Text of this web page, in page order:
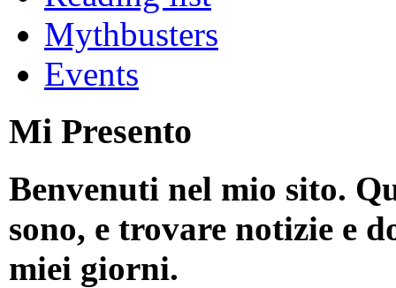
Mythbusters
Events
Mi Presento
Benvenuti nel mio sito.
sono, e trovare notizie e
miei giorni.